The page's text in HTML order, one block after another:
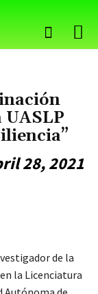
UASLP
28, 2021
de la
la Licenciatura